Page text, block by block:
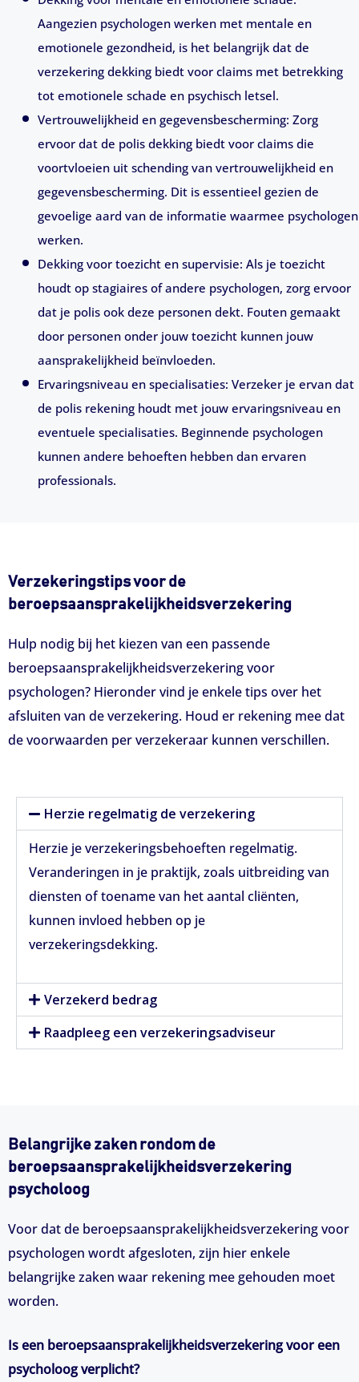
Aangezien psychologen werken met mentale en
emotionele gezondheid, is het belangrijk dat de
verzekering dekking biedt voor claims met betrekking
tot emotionele schade en psychisch letsel.
Vertrouwelijkheid en gegevensbescherming: Zorg
ervoor dat de polis dekking biedt voor claims die
voortvloeien uit schending van vertrouwelijkheid en
gegevensbescherming. Dit is essentieel gezien de
gevoelige aard van de informatie waarmee psychologen
werken.
Dekking voor toezicht en supervisie: Als je toezicht
houdt op stagiaires of andere psychologen, zorg ervoor
dat je polis ook deze personen dekt. Fouten gemaakt
door personen onder jouw toezicht kunnen jouw
aansprakelijkheid beïnvloeden.
Ervaringsniveau en specialisaties: Verzeker je ervan dat
de polis rekening houdt met jouw ervaringsniveau en
eventuele specialisaties. Beginnende psychologen
kunnen andere behoeften hebben dan ervaren
professionals.
Verzekeringstips voor de
beroepsaansprakelijkheidsverzekering
Hulp nodig bij het kiezen van een passende
beroepsaansprakelijkheidsverzekering voor
psychologen? Hieronder vind je enkele tips over het
afsluiten van de verzekering. Houd er rekening mee dat
de voorwaarden per verzekeraar kunnen verschillen.
Herzie regelmatig de verzekering
Herzie je verzekeringsbehoeften regelmatig.
Veranderingen in je praktijk, zoals uitbreiding van
diensten of toename van het aantal cliënten,
kunnen invloed hebben op je
verzekeringsdekking.
Verzekerd bedrag
Raadpleeg een verzekeringsadviseur
Belangrijke zaken rondom de
beroepsaansprakelijkheidsverzekering
psycholoog
Voor dat de beroepsaansprakelijkheidsverzekering voor
psychologen wordt afgesloten, zijn hier enkele
belangrijke zaken waar rekening mee gehouden moet
worden.
Is een beroepsaansprakelijkheidsverzekering voor een
psycholoog verplicht?